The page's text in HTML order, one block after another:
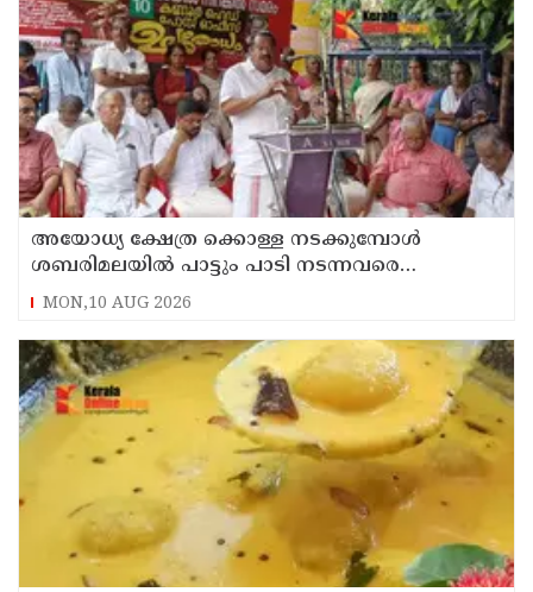
അയോധ്യ ക്ഷേത്ര ക്കൊള്ള നടക്കുമ്പോൾ
ശബരിമലയിൽ പാട്ടും പാടി നടന്നവരെ
കാണാനില്ല ; ഇ.പി.ജയരാജൻ
MON,10 AUG 2026